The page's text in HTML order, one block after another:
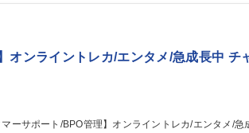
職種 【障がい者採用/契約社員】SaaS営業サポート・事務/短日数・
オンライントレカ/エンタメ/急成長中 チ